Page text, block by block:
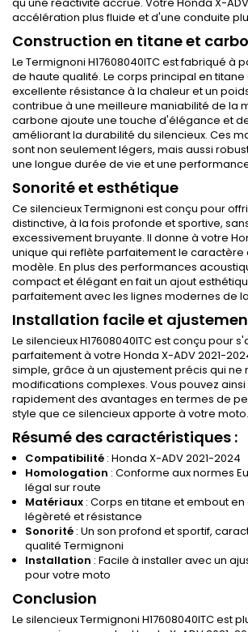
accélération plus fluide et d'une conduite
Construction en titane et
Le Termignoni H17608040ITC est fabriqué à
de haute qualité. Le corps principal en titane
excellente résistance à la chaleur et un
contribue à une meilleure maniabilité de la
carbone ajoute une touche d'élégance et
améliorant la durabilité du silencieux. Ces
sont non seulement légers, mais aussi
une longue durée de vie et une
Sonorité et esthétique
Ce silencieux Termignoni est conçu pour
distinctive, à la fois profonde et sportive,
excessivement bruyante. Il donne à votre
unique qui reflète parfaitement le caractère
modèle. En plus des performances
compact et élégant en fait un ajout
parfaitement avec les lignes modernes de la
Installation facile et
Le silencieux H17608040ITC est conçu pour
parfaitement à votre Honda X-ADV 2021-
simple, grâce à un ajustement précis qui ne
modifications complexes. Vous pouvez
rapidement des avantages en termes de
style que ce silencieux apporte à votre moto.
Résumé des caractéristiques :
Compatibilité : Honda X-ADV 2021-2024
Homologation : Conforme aux normes
légal sur route
Matériaux : Corps en titane et embout
légèreté et résistance
Sonorité : Un son profond et sportif,
qualité Termignoni
Installation : Facile à installer avec un
pour votre moto
Conclusion
Le silencieux Termignoni H17608040ITC est